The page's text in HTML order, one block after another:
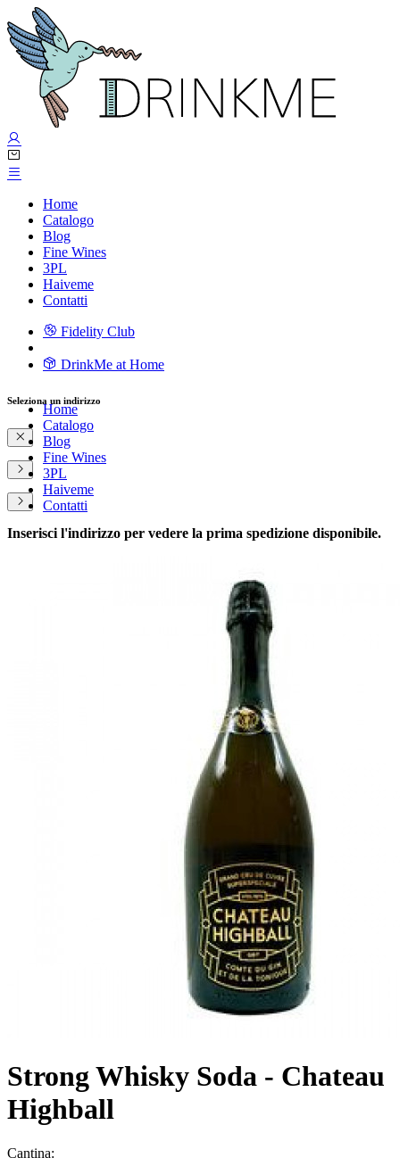
Home
Catalogo
Blog
Fine Wines
3PL
Haiveme
Contatti
Fidelity Club
DrinkMe at Home
Home
Catalogo
Blog
Fine Wines
3PL
Haiveme
Contatti
Seleziona un indirizzo
Inserisci l'indirizzo per vedere la prima spedizione disponibile.
Strong Whisky Soda - Chateau
Highball
Cantina: